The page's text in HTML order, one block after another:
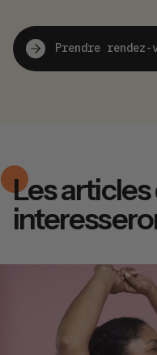
Prendre rendez-
Les articles